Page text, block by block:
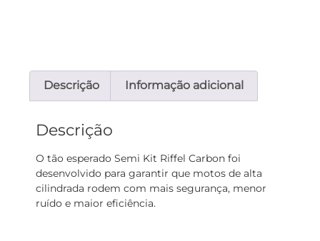
Descrição Informação adicional
Descrição
O tão esperado Semi Kit Riffel Carbon foi
desenvolvido para garantir que motos de alta
cilindrada rodem com mais segurança, menor
ruído e maior eficiência.